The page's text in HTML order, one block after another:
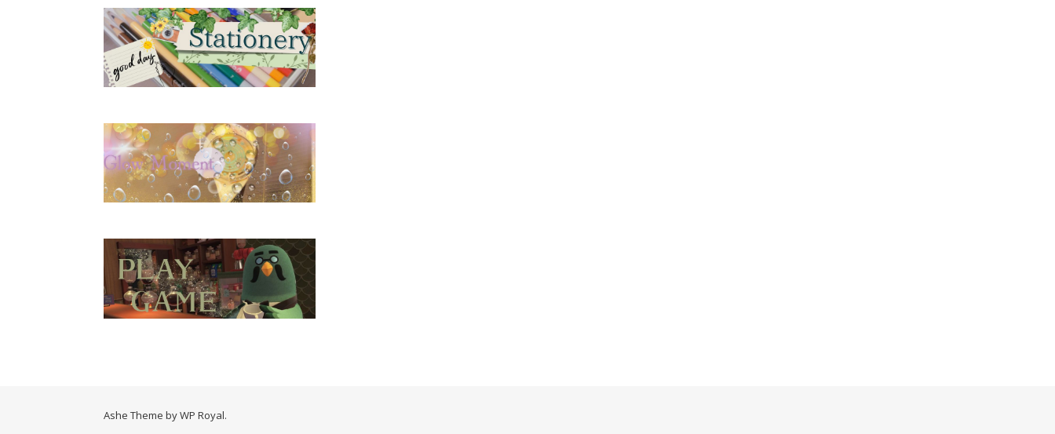
Ashe Theme byWP Royal.